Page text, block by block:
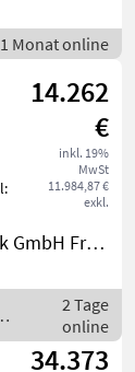
1 Monat online
14.262
€
inkl. 19%
MwSt
11.984,87 €
exkl.
Schröder Landtechnik GmbH Friedland
2 Tage
online
34.373